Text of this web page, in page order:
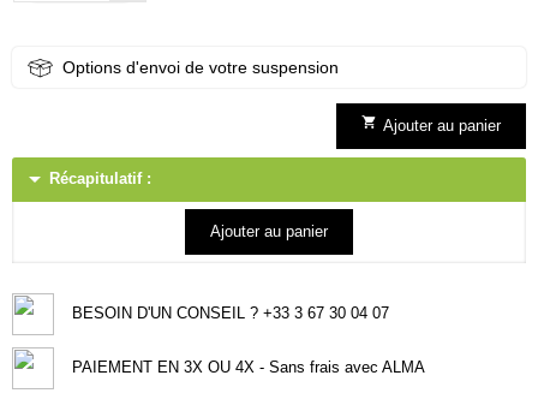
Options d'envoi de votre suspension
 Ajouter au panier
arrow_drop_down Récapitulatif :
Ajouter au panier
BESOIN D'UN CONSEIL ? +33 3 67 30 04 07
PAIEMENT EN 3X OU 4X - Sans frais avec ALMA